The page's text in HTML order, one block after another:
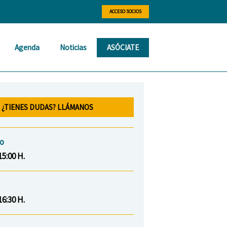
ACCESO SOCIOS
Agenda Noticias ASÓCIATE
¿TIENES DUDAS? LLÁMANOS
H.
H.